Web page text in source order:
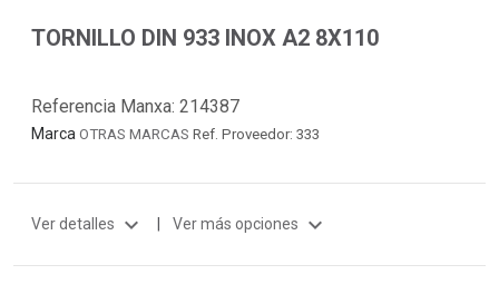
TORNILLO DIN 933 INOX A2 8X110
Referencia Manxa: 214387
Marca OTRAS MARCAS Ref. Proveedor: 333
Ver detalles expand_more | Ver más opciones expand_more